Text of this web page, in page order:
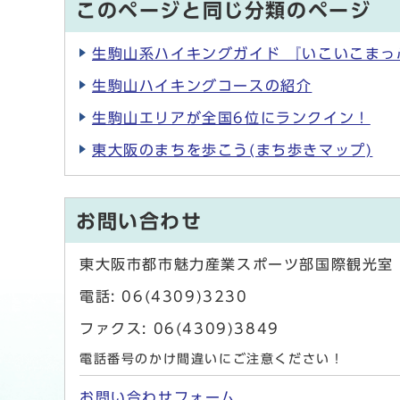
このページと同じ分類のページ
生駒山系ハイキングガイド 『いこいこまっ
生駒山ハイキングコースの紹介
生駒山エリアが全国6位にランクイン！
東大阪のまちを歩こう(まち歩きマップ)
お問い合わせ
東大阪市都市魅力産業スポーツ部国際観光室
電話: 06(4309)3230
ファクス: 06(4309)3849
電話番号のかけ間違いにご注意ください！